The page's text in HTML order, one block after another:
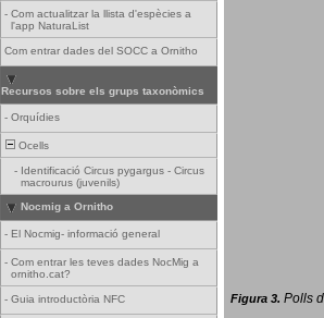
- Com actualitzar la llista d'espècies a
l'app NaturaList
Com entrar dades del SOCC a Ornitho
Recursos sobre els grups taxonòmics
- Orquídies
Ocells
- Identificació Circus pygargus - Circus
macrourus (juvenils)
Nocmig a Ornitho
- El Nocmig- informació general
- Com entrar les teves dades NocMig a
ornitho.cat?
- Guia introductòria NFC Figura 3. Polls